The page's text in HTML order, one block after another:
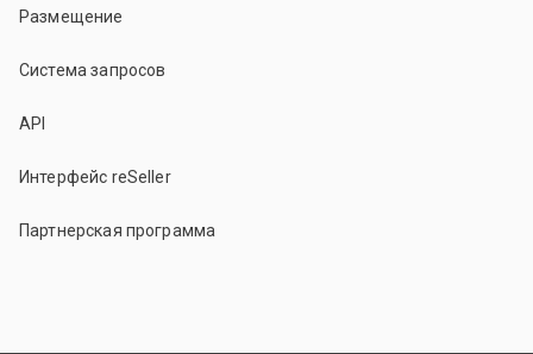
Размещение
Система запросов
API
Интерфейс reSeller
Партнерская программа